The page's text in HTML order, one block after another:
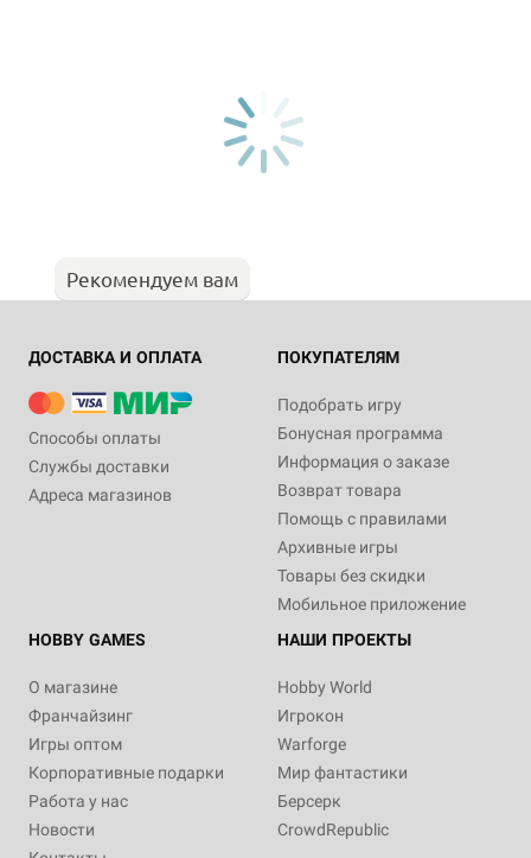
Рекомендуем вам
ДОСТАВКА И ОПЛАТА
Способы оплаты
Службы доставки
Адреса магазинов
ПОКУПАТЕЛЯМ
Подобрать игру
Бонусная программа
Информация о заказе
Возврат товара
Помощь с правилами
Архивные игры
Товары без скидки
Мобильное приложение
HOBBY GAMES
О магазине
Франчайзинг
Игры оптом
Корпоративные подарки
Работа у нас
Новости
НАШИ ПРОЕКТЫ
Hobby World
Игрокон
Warforge
Мир фантастики
Берсерк
CrowdRepublic